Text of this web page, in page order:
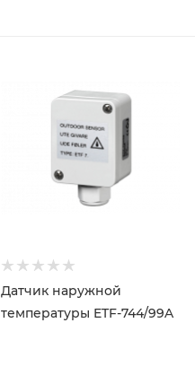
Датчик наружной
температуры ETF-744/99A